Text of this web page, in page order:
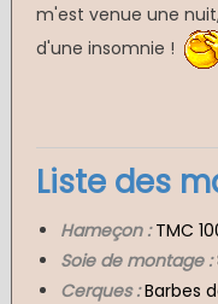
m'est venue une
d'une insomnie !
Liste des
Hameçon : TMC
Soie de montage :
Cerques : Barbes